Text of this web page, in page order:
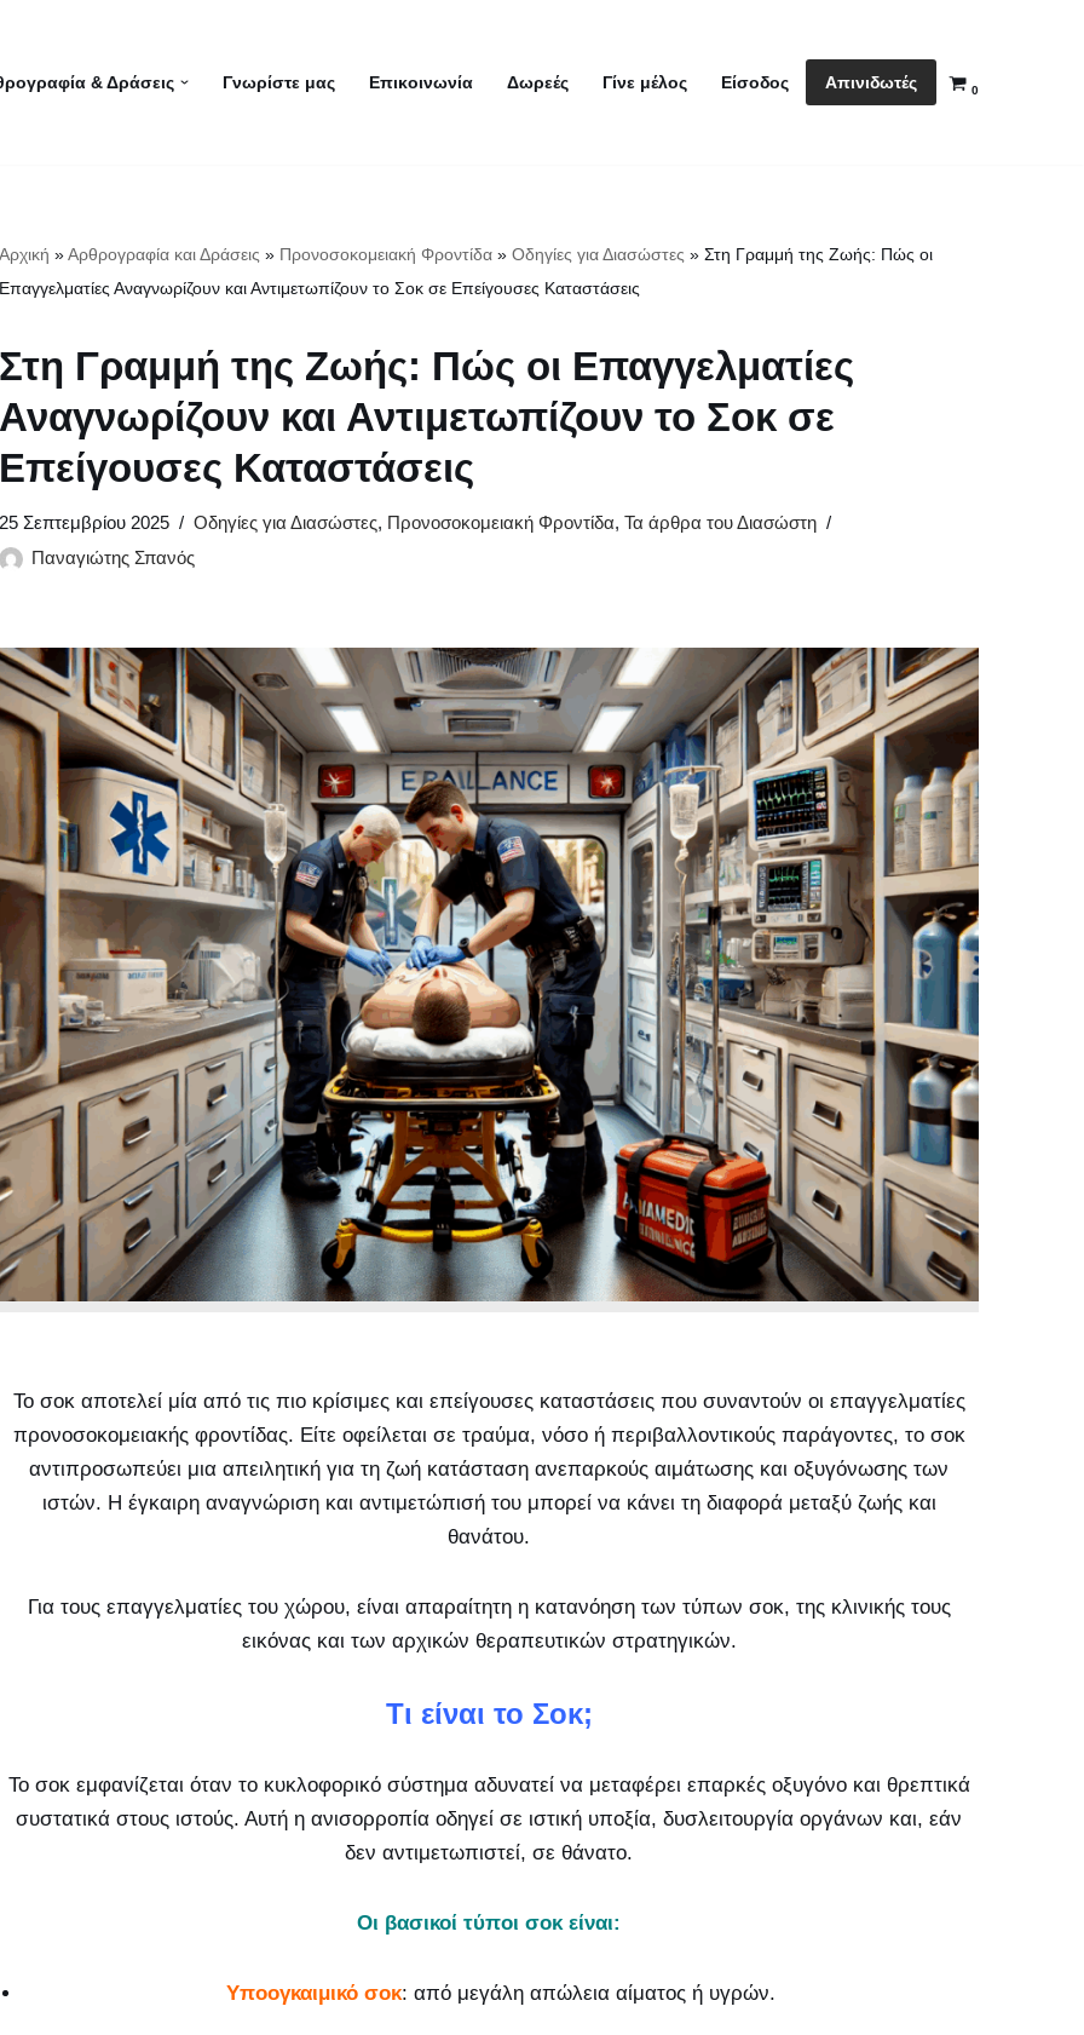
& Δράσεις Γνωρίστε μας Επικοινωνία Δωρεές Γίνε μέλος Είσοδος Απινιδωτές 0
Αρχική »Αρθρογραφία και Δράσεις » Προνοσοκομειακή Φροντίδα » Οδηγίες για Διασώστες » Στη Γραμμή της Ζωής: Πώς οι
Επαγγελματίες Αναγνωρίζουν και Αντιμετωπίζουν το Σοκ σε Επείγουσες Καταστάσεις
Στη Γραμμή της Ζωής: Πώς οι Επαγγελματίες
Αναγνωρίζουν και Αντιμετωπίζουν το Σοκ σε
Επείγουσες Καταστάσεις
25 Σεπτεμβρίου 2025 Οδηγίες για Διασώστες, Προνοσοκομειακή Φροντίδα, Τα άρθρα του Διασώστη
Παναγιώτης Σπανός
Το σοκ αποτελεί μία από τις πιο κρίσιμες και επείγουσες καταστάσεις που συναντούν οι επαγγελματίες
προνοσοκομειακής φροντίδας. Είτε οφείλεται σε τραύμα, νόσο ή περιβαλλοντικούς παράγοντες, το σοκ
αντιπροσωπεύει μια απειλητική για τη ζωή κατάσταση ανεπαρκούς αιμάτωσης και οξυγόνωσης των
ιστών. Η έγκαιρη αναγνώριση και αντιμετώπισή του μπορεί να κάνει τη διαφορά μεταξύ ζωής και
θανάτου.
Για τους επαγγελματίες του χώρου, είναι απαραίτητη η κατανόηση των τύπων σοκ, της κλινικής τους
εικόνας και των αρχικών θεραπευτικών στρατηγικών.
Τι είναι το Σοκ;
Το σοκ εμφανίζεται όταν το κυκλοφορικό σύστημα αδυνατεί να μεταφέρει επαρκές οξυγόνο και θρεπτικά
συστατικά στους ιστούς. Αυτή η ανισορροπία οδηγεί σε ιστική υποξία, δυσλειτουργία οργάνων και, εάν
δεν αντιμετωπιστεί, σε θάνατο.
Οι βασικοί τύποι σοκ είναι:
Υποογκαιμικό σοκ: από μεγάλη απώλεια αίματος ή υγρών.